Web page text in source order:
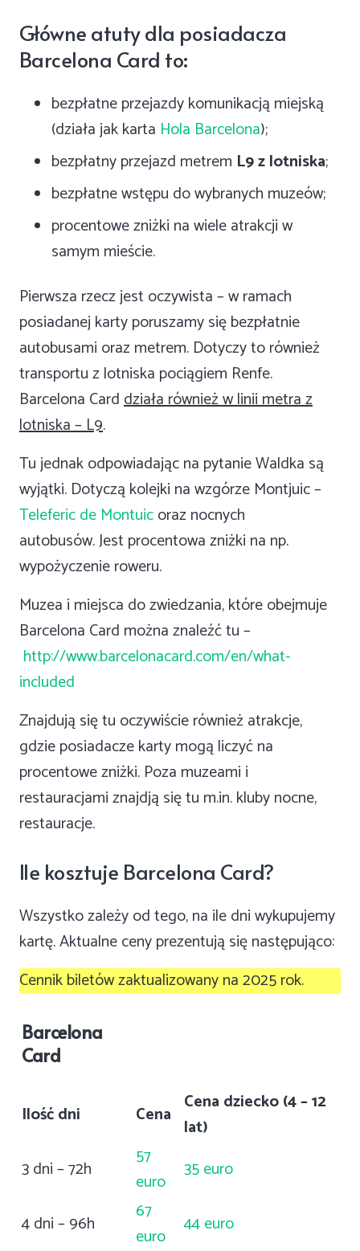
Główne atuty dla posiadacza
Barcelona Card to:
bezpłatne przejazdy komunikacją miejską
(działa jak karta Hola Barcelona);
bezpłatny przejazd metrem L9 z lotniska;
bezpłatne wstępu do wybranych muzeów;
procentowe zniżki na wiele atrakcji w
samym mieście.
Pierwsza rzecz jest oczywista – w ramach
posiadanej karty poruszamy się bezpłatnie
autobusami oraz metrem. Dotyczy to również
transportu z lotniska pociągiem Renfe.
Barcelona Carddziała również w linii metra z
lotniska – L9.
Tu jednak odpowiadając na pytanie Waldka są
wyjątki. Dotyczą kolejki na wzgórze Montjuic –
Teleferic de Montuicoraz nocnych
autobusów. Jest procentowa zniżki na np.
wypożyczenie roweru.
Muzea i miejsca do zwiedzania, które obejmuje
Barcelona Card można znaleźć tu –
http://www.barcelonacard.com/en/what-
included
Znajdują się tu oczywiście również atrakcje,
gdzie posiadacze karty mogą liczyć na
procentowe zniżki. Poza muzeami i
restauracjami znajdją się tu m.in. kluby nocne,
restauracje.
Ile kosztuje Barcelona Card?
Wszystko zależy od tego, na ile dni wykupujemy
kartę. Aktualne ceny prezentują się następująco:
Cennik biletów zaktualizowany na 2025 rok.
Barcelona
Card
Ilość dni Cena Cena dziecko (4 – 12
lat)
3 dni – 72h
57
euro
35 euro
4 dni – 96h
67
euro
44 euro